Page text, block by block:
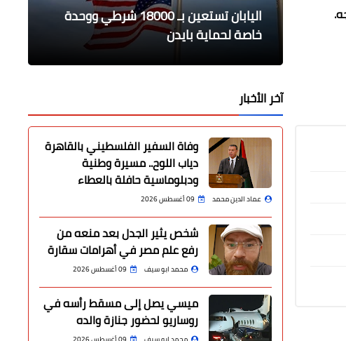
اليابان تستعين بـ 18000 شرطي ووحدة
خاصة لحماية بايدن
محافظات
تركيب كشافات ليد جديدة
تكثيف حملات المتابعة والمرور على
القطاعات الحكومية
الرياضة
اساطير كرة القدم العالمية
قافلة طبية بعدد من الهيئات بمحافظة
الجيزة
آخر الأخبار
وفاة السفير الفلسطيني بالقاهرة
دياب اللوح.. مسيرة وطنية
ودبلوماسية حافلة بالعطاء
عماد الدين محمد 09 أغسطس 2026
شخص يثير الجدل بعد منعه من
رفع علم مصر في أهرامات سقارة
محمد ابو سيف 09 أغسطس 2026
ميسي يصل إلى مسقط رأسه في
روساريو لحضور جنازة والده